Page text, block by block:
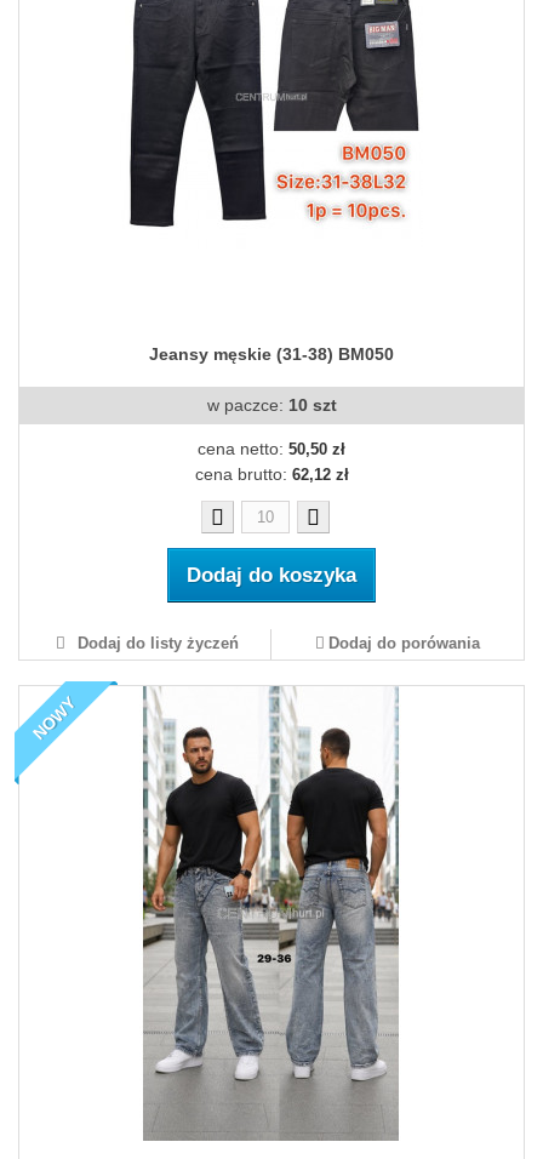
Jeansy męskie (31-38) BM050
w paczce: 10 szt
cena netto: 50,50 zł
cena brutto: 62,12 zł
Dodaj do koszyka
Dodaj do listy życzeń Dodaj do porówania
NOWY